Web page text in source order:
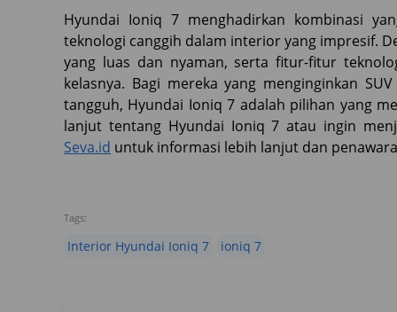
Hyundai Ioniq 7 menghadirkan kombinasi
teknologi canggih dalam interior yang impresif.
yang luas dan nyaman, serta fitur-fitur
kelasnya. Bagi mereka yang menginginkan
tangguh, Hyundai Ioniq 7 adalah pilihan yang
lanjut tentang Hyundai Ioniq 7 atau ingin
Seva.id untuk informasi lebih lanjut dan
Tags:
Interior Hyundai Ioniq 7 ioniq 7